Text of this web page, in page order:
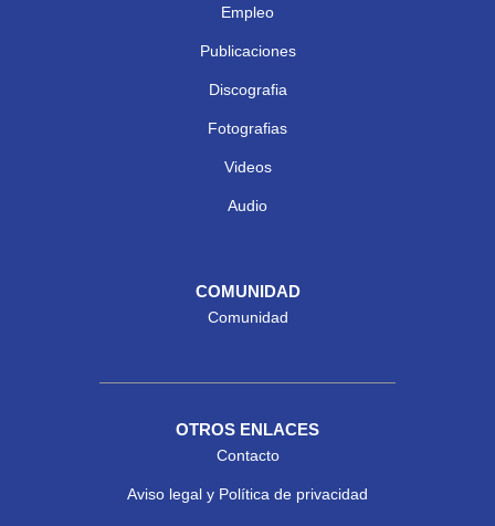
Empleo
Publicaciones
Discografia
Fotografias
Videos
Audio
COMUNIDAD
Comunidad
OTROS ENLACES
Contacto
Aviso legal y Política de privacidad